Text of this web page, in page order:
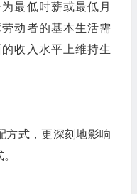
最低时薪或最低月
动者的基本生活需
收入水平上维持生
方式，更深刻地影响